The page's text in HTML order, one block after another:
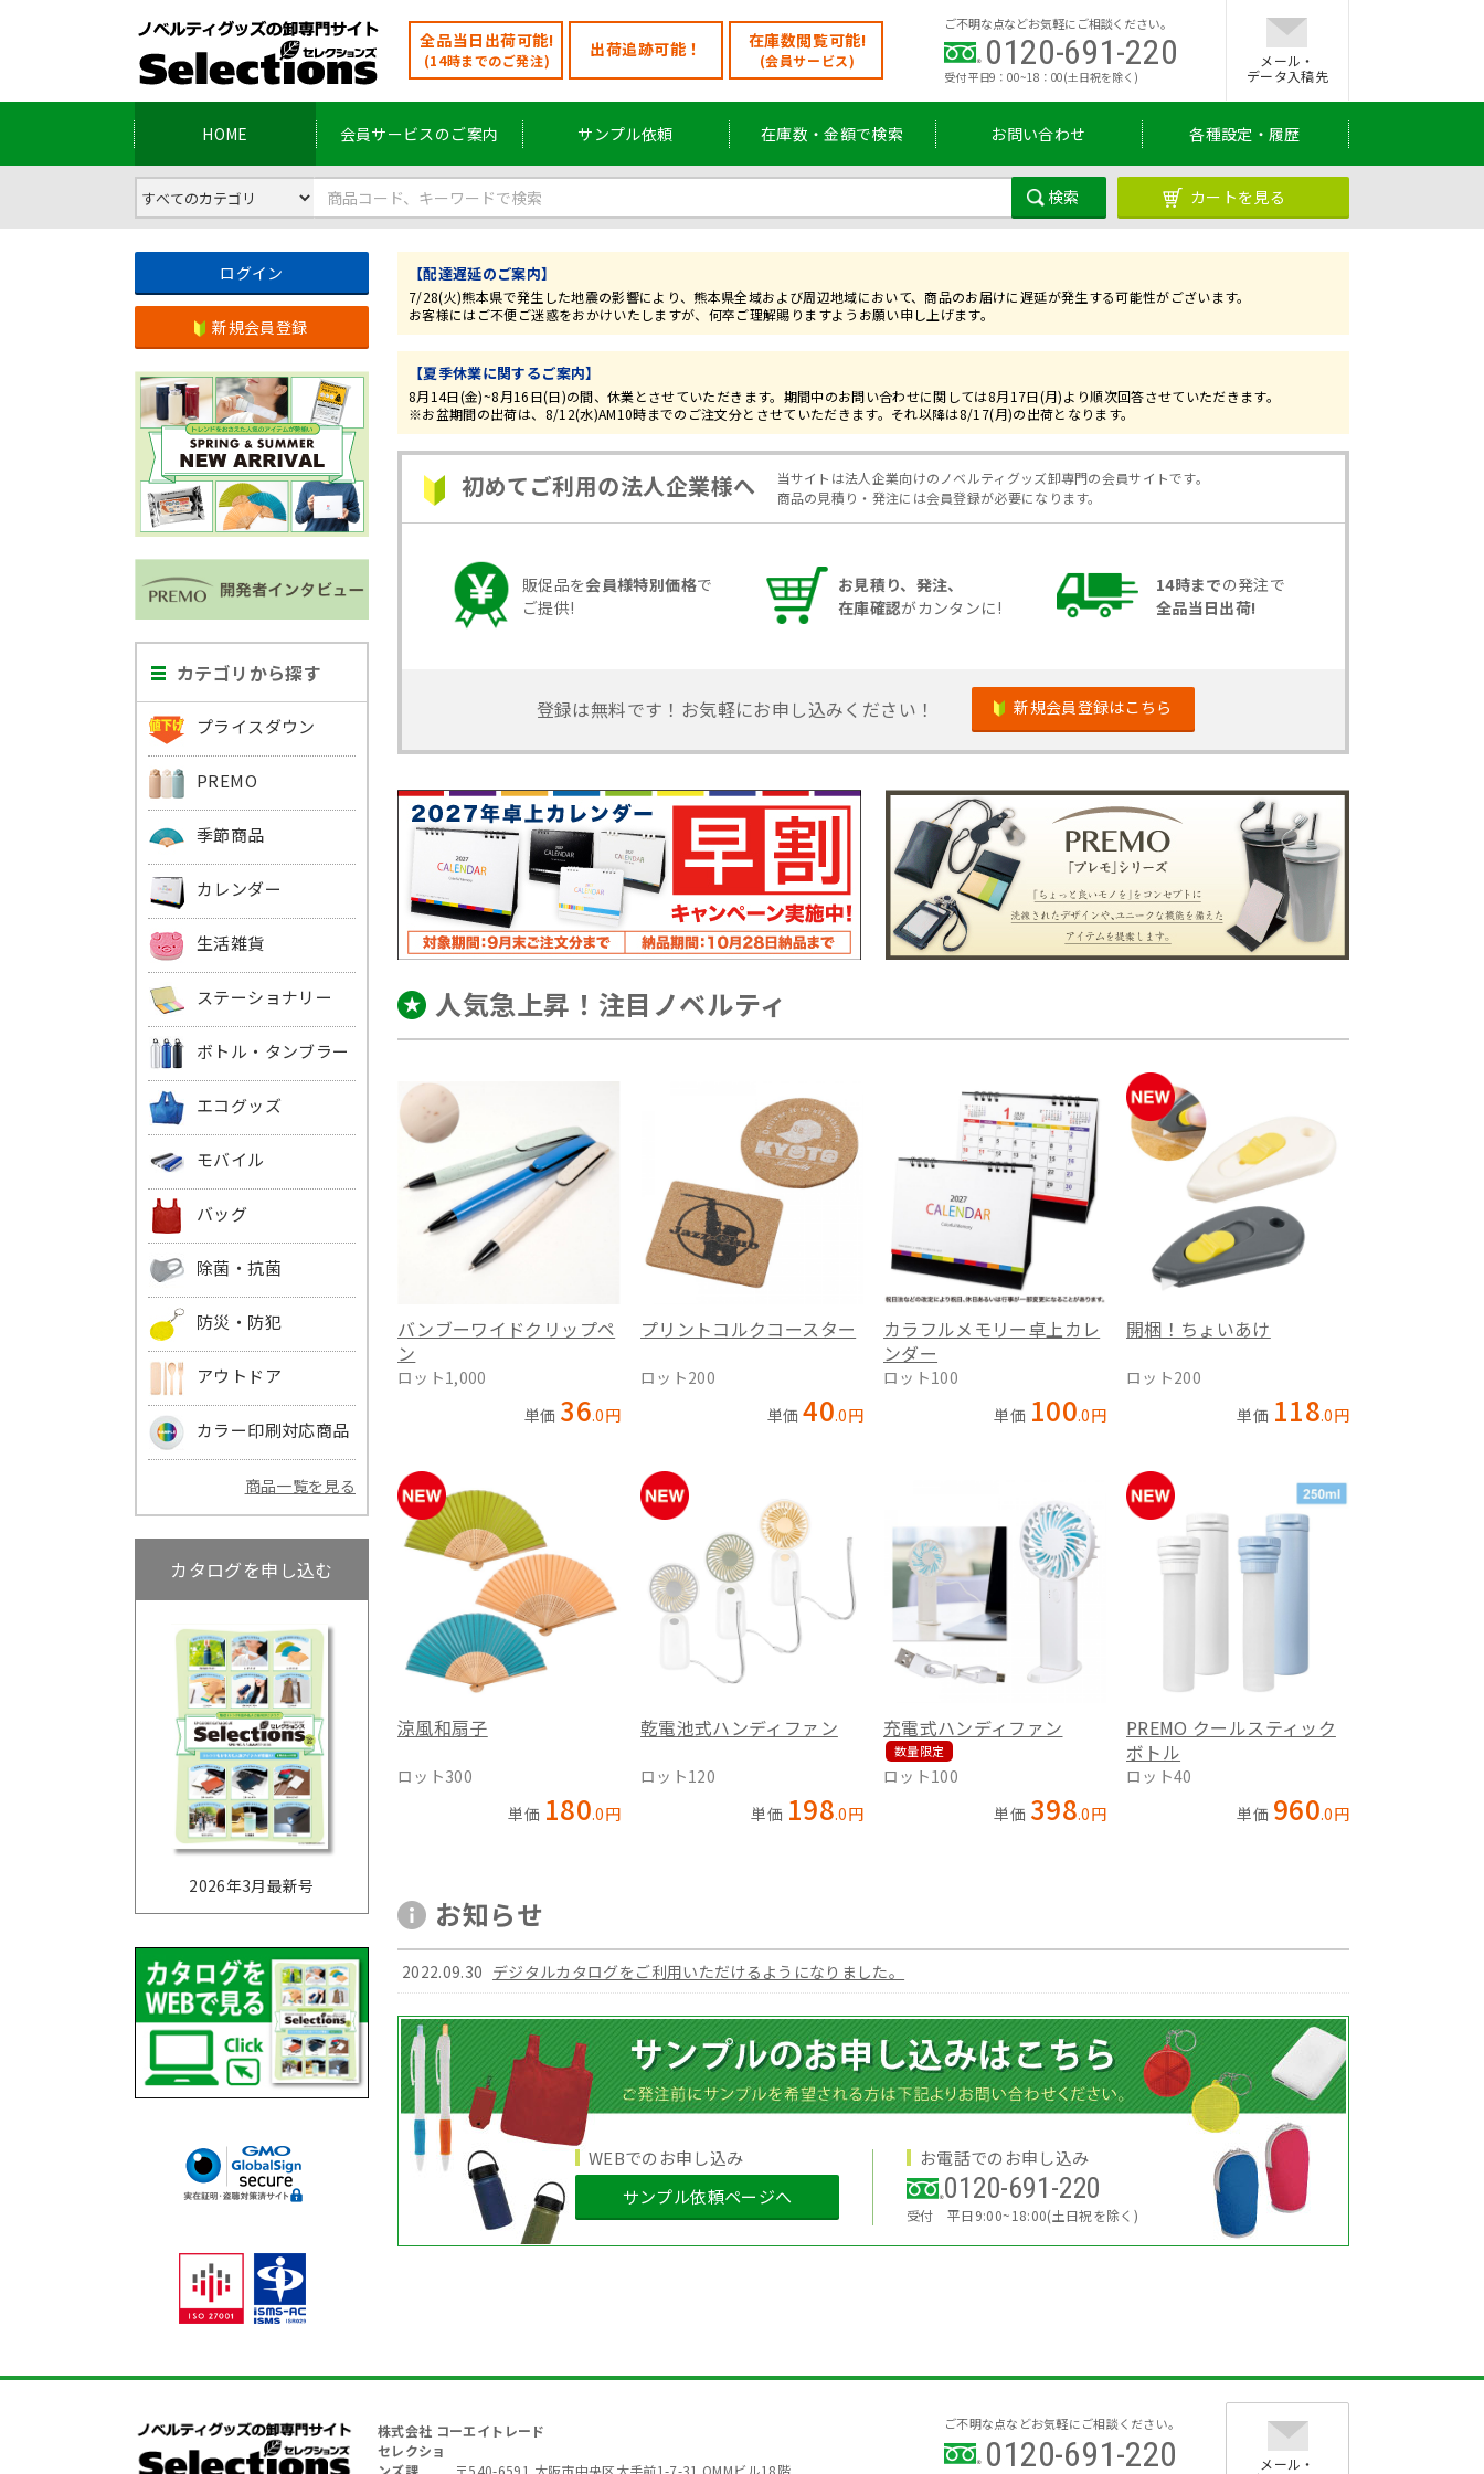
全品当日出荷可能!
(14時までのご発注)
出荷追跡可能！ 在庫数閲覧可能!
(会員サービス)
ご不明な点などお気軽にご相談ください。
0120-691-220
受付 平日9：00~18：00(土日祝を除く)
メール・
データ入稿先
HOME 会員サービスのご案内 サンプル依頼 在庫数・金額で検索 お問い合わせ 各種設定・履歴
カートを見る
【配達遅延のご案内】
7/28(火)熊本県で発生した地震の影響により、熊本県全域および周辺地域において、商品のお届けに遅延が発生する可能性がございます。
お客様にはご不便ご迷惑をおかけいたしますが、何卒ご理解賜りますようお願い申し上げます。
【夏季休業に関するご案内】
8月14日(金)~8月16日(日)の間、休業とさせていただきます。期間中のお問い合わせに関しては8月17日(月)より順次回答させていただきます。
※お盆期間の出荷は、8/12(水)AM10時までのご注文分とさせていただきます。それ以降は8/17(月)の出荷となります。
初めてご利用の法人企業様へ
当サイトは法人企業向けのノベルティグッズ卸専門の会員サイトです。
商品の見積り・発注には会員登録が必要になります。
販促品を会員様特別価格で
ご提供!
お見積り、発注、
在庫確認がカンタンに!
14時までの発注で
全品当日出荷!
登録は無料です！ お気軽にお申し込みください！ 新規会員登録はこちら
人気急上昇！注目ノベルティ
バンブーワイドクリップペ
ン
ロット1,000
単価 36.0円
プリントコルクコースター
ロット200
単価 40.0円
カラフルメモリー卓上カレ
ンダー
ロット100
単価 100.0円
開梱！ちょいあけ
ロット200
単価 118.0円
涼風和扇子
ロット300
単価 180.0円
乾電池式ハンディファン
ロット120
単価 198.0円
充電式ハンディファン
数量限定
ロット100
単価 398.0円
PREMO クールスティック
ボトル
ロット40
単価 960.0円
お知らせ
2022.09.30 デジタルカタログをご利用いただけるようになりました。
WEBでのお申し込み
サンプル依頼ページへ
お電話でのお申し込み
0120-691-220
受付 平日9:00~18:00(土日祝を除く)
ログイン
新規会員登録
カテゴリから探す
プライスダウン
PREMO
季節商品
カレンダー
生活雑貨
ステーショナリー
ボトル・タンブラー
エコグッズ
モバイル
バッグ
除菌・抗菌
防災・防犯
アウトドア
カラー印刷対応商品
商品一覧を見る
カタログを申し込む
2026年3月最新号
株式会社 コーエイトレード
セレクショ
ンズ課
〒540-6591 大阪市中央区大手前1-7-31 OMMビル18階
ご不明な点などお気軽にご相談ください。
0120-691-220
メール・